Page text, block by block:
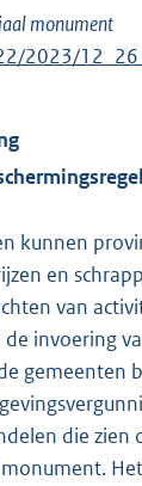
monument
2023/
kunnen
en
van
invoering
gemeenten
die zien